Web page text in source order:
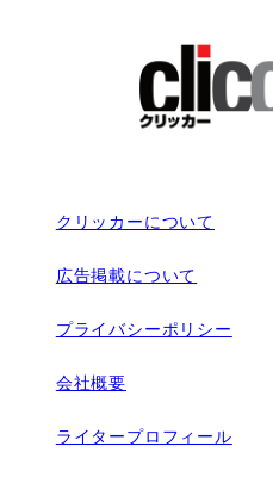
クリッカーについて
広告掲載について
プライバシーポリシー
会社概要
ライタープロフィール